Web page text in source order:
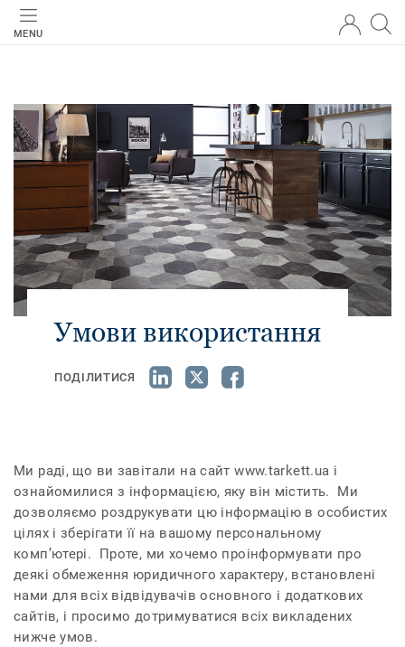
MENU
Умови використання
ПОДІЛИТИСЯ
Ми раді, що ви завітали на сайт www.tarkett.ua і
ознайомилися з інформацією, яку він містить. Ми
дозволяємо роздрукувати цю інформацію в особистих
цілях і зберігати її на вашому персональному
комп’ютері. Проте, ми хочемо проінформувати про
деякі обмеження юридичного характеру, встановлені
нами для всіх відвідувачів основного і додаткових
сайтів, і просимо дотримуватися всіх викладених
нижче умов.